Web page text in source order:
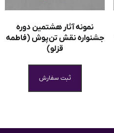
نمونه آثار هشتمین دوره
جشنواره نقش تن‌پوش (فاطمه
قزلو)
ثبت سفارش